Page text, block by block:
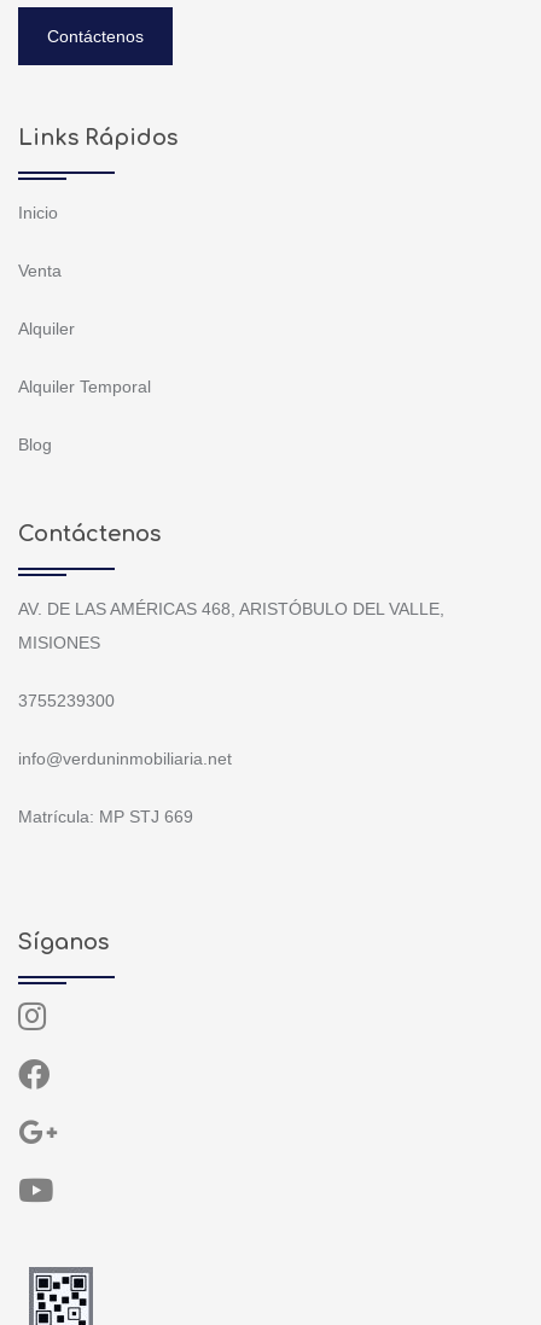
Contáctenos
Links Rápidos
Inicio
Venta
Alquiler
Alquiler Temporal
Blog
Contáctenos
AV. DE LAS AMÉRICAS 468, ARISTÓBULO DEL VALLE,
MISIONES
3755239300
info@verduninmobiliaria.net
Matrícula: MP STJ 669
Síganos